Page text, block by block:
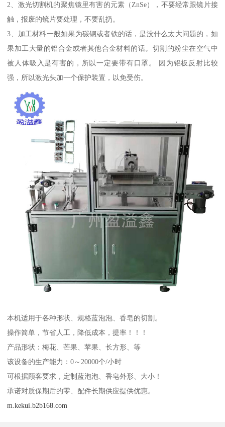
2、激光切割机的聚焦镜里有害的元素（ZnSe），不要经常跟镜片接
触，报废的镜片要处理，不要乱扔。
3、加工材料一般如果为碳钢或者铁的话，是没什么太大问题的，如
果加工大量的铝合金或者其他合金材料的话。切割的粉尘在空气中
被人体吸入是有害的，所以一定要带有口罩。 因为铝板反射比较
强，所以激光头加一个保护装置，以免受伤。
本机适用于各种形状、规格蓝泡泡、香皂的切割。
操作简单，节省人工，降低成本，提率！！！
产品形状：梅花、芒果、苹果、长方形、等
该设备的生产能力：0～20000个/小时
可根据顾客要求，定制蓝泡泡、香皂外形、大小！
承诺对质保期后的零、配件长期供应提供优惠。
m.kekui.b2b168.com